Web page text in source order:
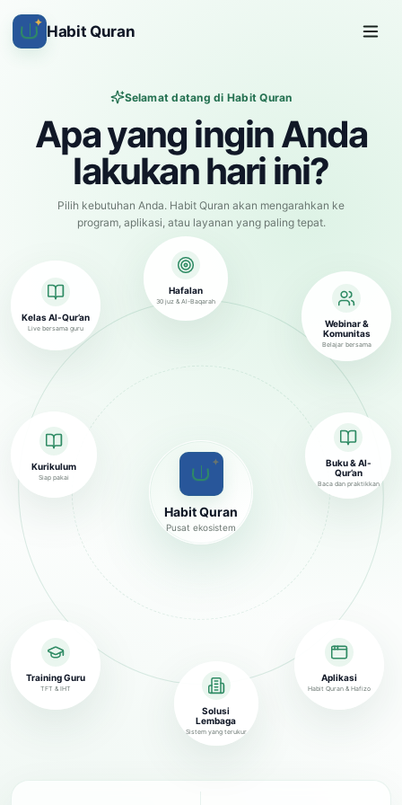
✦ Habit Quran
Selamat datang di Habit Quran
Apa yang ingin Anda
lakukan hari ini?
Pilih kebutuhan Anda. Habit Quran akan mengarahkan ke
program, aplikasi, atau layanan yang paling tepat.
✦
Habit Quran
Pusat ekosistem
Kelas Al-Qur’an
Live bersama guru
Hafalan
30 juz & Al-Baqarah
Buku & Al-
Qur’an
Baca dan praktikkan
Training Guru
TFT & IHT
Solusi
Lembaga
Sistem yang terukur
Kurikulum
Siap pakai
Aplikasi
Habit Quran & Hafizo
Webinar &
Komunitas
Belajar bersama